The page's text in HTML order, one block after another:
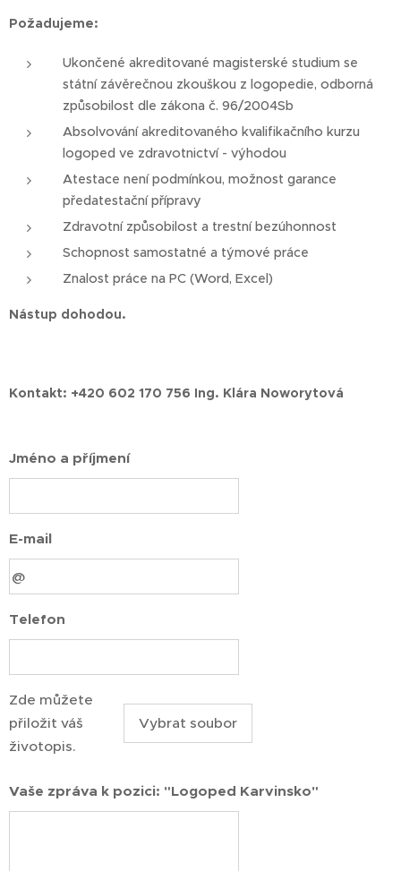
Požadujeme:
Ukončené akreditované magisterské studium se
státní závěrečnou zkouškou z logopedie, odborná
způsobilost dle zákona č. 96/2004Sb
Absolvování akreditovaného kvalifikačního kurzu
logoped ve zdravotnictví - výhodou
Atestace není podmínkou, možnost garance
předatestační přípravy
Zdravotní způsobilost a trestní bezúhonnost
Schopnost samostatné a týmové práce
Znalost práce na PC (Word, Excel)
Nástup dohodou.
Kontakt: +420 602 170 756 Ing. Klára Noworytová
Jméno a příjmení
E-mail
Telefon
Zde můžete
přiložit váš
životopis.
Vybrat soubor
Vaše zpráva k pozici: "Logoped Karvinsko"